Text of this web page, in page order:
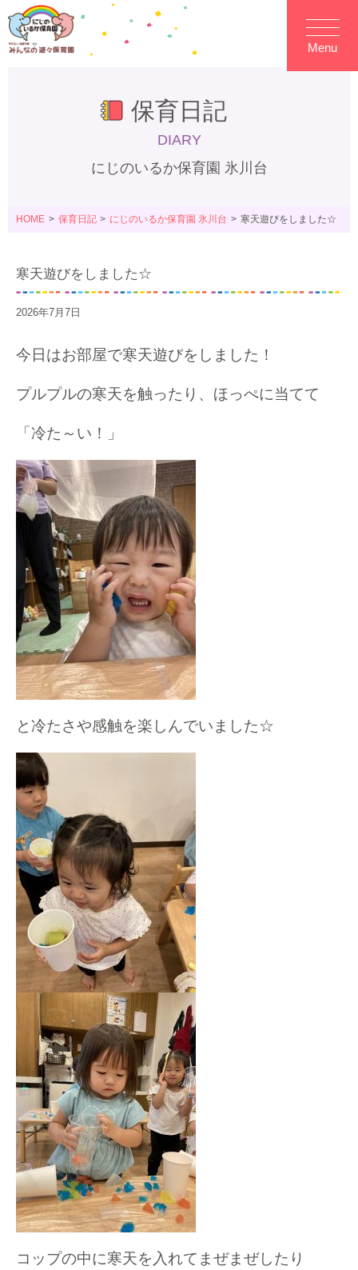
Menu
保育日記
DIARY
にじのいるか保育園 氷川台
HOME 保育日記 にじのいるか保育園 氷川台 寒天遊びをしました☆
寒天遊びをしました☆
2026年7月7日
今日はお部屋で寒天遊びをしました！
プルプルの寒天を触ったり、ほっぺに当てて
「冷た～い！」
と冷たさや感触を楽しんでいました☆
コップの中に寒天を入れてまぜまぜしたり